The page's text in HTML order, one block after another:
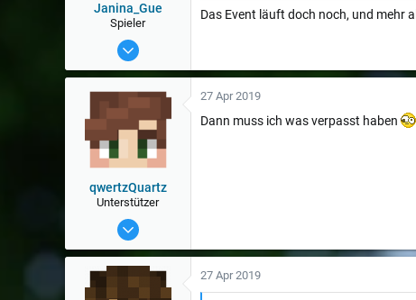
Janina_Gue
Spieler
28 Apr 2017
Das Event läuft doch noch, und mehr
qwertzQuartz
Unterstützer
30 Mai 2018
27 Apr 2019
Dann muss ich was verpasst haben
27 Apr 2019